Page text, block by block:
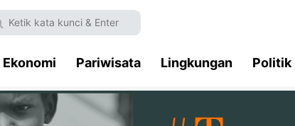
Ekonomi Pariwisata Lingkungan Politik